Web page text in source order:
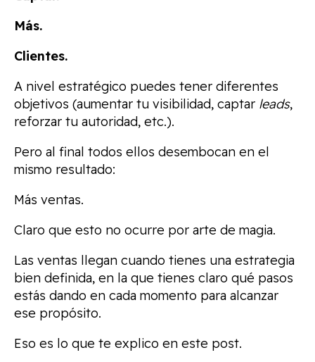
Más.
Clientes.
A nivel estratégico puedes tener diferentes
objetivos (aumentar tu visibilidad, captar leads,
reforzar tu autoridad, etc.).
Pero al final todos ellos desembocan en el
mismo resultado:
Más ventas.
Claro que esto no ocurre por arte de magia.
Las ventas llegan cuando tienes una estrategia
bien definida, en la que tienes claro qué pasos
estás dando en cada momento para alcanzar
ese propósito.
Eso es lo que te explico en este post.